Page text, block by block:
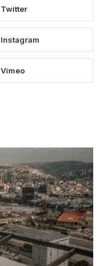
Twitter
Instagram
Vimeo